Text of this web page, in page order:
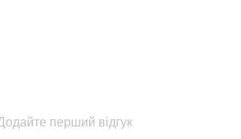
перший відгук